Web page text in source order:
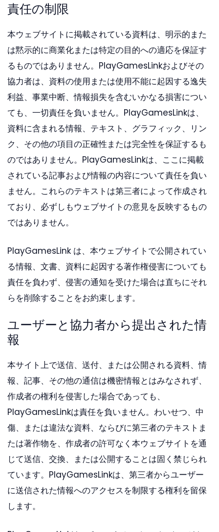
責任の制限
本ウェブサイトに掲載されている資料は、明示的また
は黙示的に商業化または特定の目的への適応を保証す
るものではありません。PlayGamesLinkおよびその
協力者は、資料の使用または使用不能に起因する逸失
利益、事業中断、情報損失を含むいかなる損害につい
ても、一切責任を負いません。PlayGamesLinkは、
資料に含まれる情報、テキスト、グラフィック、リン
ク、その他の項目の正確性または完全性を保証するも
のではありません。PlayGamesLinkは、ここに掲載
されている記事および情報の内容について責任を負い
ません。これらのテキストは第三者によって作成され
ており、必ずしもウェブサイトの意見を反映するもの
ではありません。
PlayGamesLink は、本ウェブサイトで公開されてい
る情報、文書、資料に起因する著作権侵害についても
責任を負わず、侵害の通知を受けた場合は直ちにそれ
らを削除することをお約束します。
ユーザーと協力者から提出された情
報
本サイト上で送信、送付、または公開される資料、情
報、記事、その他の通信は機密情報とはみなされず、
作成者の権利を侵害した場合であっても、
PlayGamesLinkは責任を負いません。わいせつ、中
傷、または違法な資料、ならびに第三者のテキストま
たは著作物を、作成者の許可なく本ウェブサイトを通
じて送信、交換、または公開することは固く禁じられ
ています。PlayGamesLinkは、第三者からユーザー
に送信された情報へのアクセスを制限する権利を留保
します。